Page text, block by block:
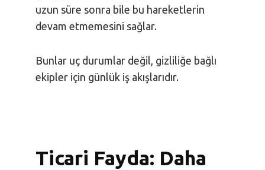
uzun süre sonra bile bu hareketlerin
devam etmemesini sağlar.
Bunlar uç durumlar değil, gizliliğe bağlı
ekipler için günlük iş akışlarıdır.
Ticari Fayda: Daha